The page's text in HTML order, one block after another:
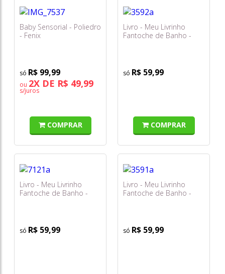
Baby Sensorial - Poliedro
- Fenix
R$ 99,99
ou 2X DE R$ 49,99
s/juros
COMPRAR
Livro - Meu Livrinho
Fantoche de Banho -
R$ 59,99
COMPRAR
Livro - Meu Livrinho
Fantoche de Banho -
R$ 59,99
Livro - Meu Livrinho
Fantoche de Banho -
R$ 59,99